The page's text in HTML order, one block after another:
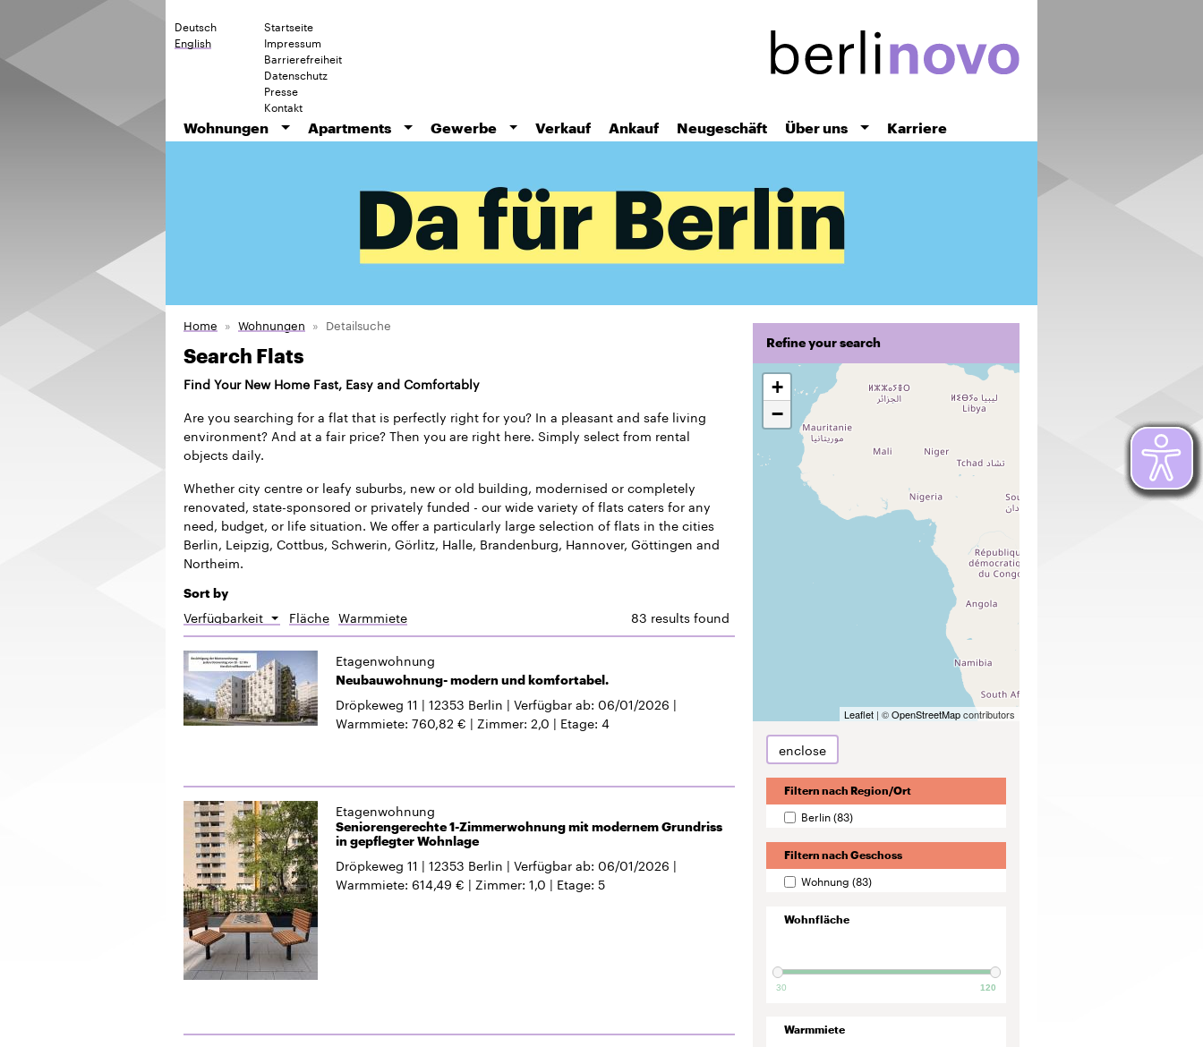
Deutsch
English
Startseite
Impressum
Barrierefreiheit
Datenschutz
Presse
Kontakt
Wohnungen
Apartments Gewerbe Verkauf Ankauf Neugeschäft Über uns Karriere
Refine your search
+
−
Leaflet | ©OpenStreetMapcontributors
enclose
Filtern nach Region/Ort
Berlin(83)
Filtern nach Geschoss
Wohnung (83)
Wohnfläche
30 120
Warmmiete
Home Wohnungen Detailsuche
Search Flats
Find Your New Home Fast, Easy and Comfortably
Are you searching for a flat that is perfectly right for you? In a pleasant and safe living
environment? And at a fair price? Then you are right here. Simply select from rental
objects daily.
Whether city centre or leafy suburbs, new or old building, modernised or completely
renovated, state-sponsored or privately funded - our wide variety of flats caters for any
need, budget, or life situation. We offer a particularly large selection of flats in the cities
Berlin, Leipzig, Cottbus, Schwerin, Görlitz, Halle, Brandenburg, Hannover, Göttingen and
Northeim.
Sort by
Verfügbarkeit Sort
descending
Fläche Warmmiete 83 results found
Etagenwohnung
Neubauwohnung- modern und komfortabel.
Dröpkeweg 11 12353 Berlin Verfügbar ab 06/01/2026
Warmmiete 760,82 € Zimmer 2,0 Etage 4
Etagenwohnung
Seniorengerechte 1-Zimmerwohnung mit modernem Grundriss
in gepflegter Wohnlage
Dröpkeweg 11 12353 Berlin Verfügbar ab 06/01/2026
Warmmiete 614,49 € Zimmer 1,0 Etage 5